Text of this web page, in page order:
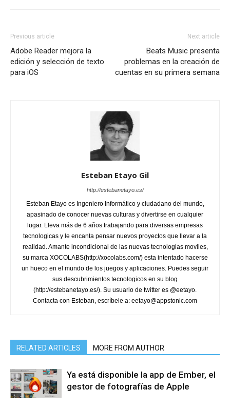
Previous article
Adobe Reader mejora la
edición y selección de texto
para iOS
Next article
Beats Music presenta
problemas en la creación de
cuentas en su primera semana
Esteban Etayo Gil
http://estebanetayo.es/
Esteban Etayo es Ingeniero Informático y ciudadano del mundo,
apasinado de conocer nuevas culturas y divertirse en cualquier
lugar. Lleva más de 6 años trabajando para diversas empresas
tecnologicas y le encanta pensar nuevos proyectos que llevar a la
realidad. Amante incondicional de las nuevas tecnologias moviles,
su marca XOCOLABS(http://xocolabs.com/) esta intentado hacerse
un hueco en el mundo de los juegos y aplicaciones. Puedes seguir
sus descubrimientos tecnologicos en su blog
(http://estebanetayo.es/). Su usuario de twitter es @eetayo.
Contacta con Esteban, escríbele a: eetayo@appstonic.com
RELATED ARTICLES MORE FROM AUTHOR
Ya está disponible la app de Ember, el
gestor de fotografías de Apple